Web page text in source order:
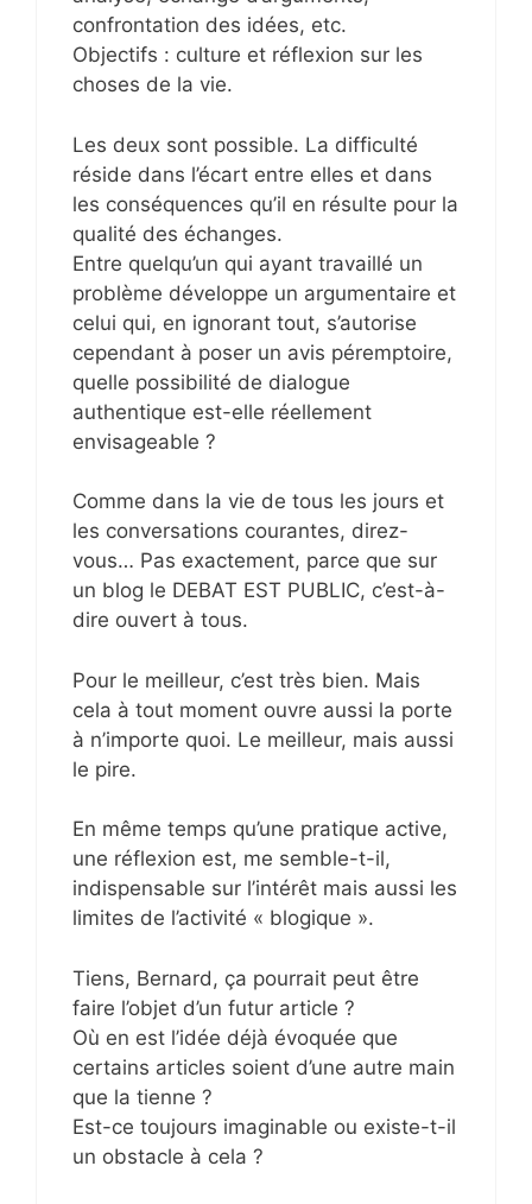
confrontation des idées, etc.
Objectifs : culture et réflexion sur les
choses de la vie.
Les deux sont possible. La difficulté
réside dans l’écart entre elles et dans
les conséquences qu’il en résulte pour la
qualité des échanges.
Entre quelqu’un qui ayant travaillé un
problème développe un argumentaire et
celui qui, en ignorant tout, s’autorise
cependant à poser un avis péremptoire,
quelle possibilité de dialogue
authentique est-elle réellement
envisageable ?
Comme dans la vie de tous les jours et
les conversations courantes, direz-
vous… Pas exactement, parce que sur
un blog le DEBAT EST PUBLIC, c’est-à-
dire ouvert à tous.
Pour le meilleur, c’est très bien. Mais
cela à tout moment ouvre aussi la porte
à n’importe quoi. Le meilleur, mais aussi
le pire.
En même temps qu’une pratique active,
une réflexion est, me semble-t-il,
indispensable sur l’intérêt mais aussi les
limites de l’activité « blogique ».
Tiens, Bernard, ça pourrait peut être
faire l’objet d’un futur article ?
Où en est l’idée déjà évoquée que
certains articles soient d’une autre main
que la tienne ?
Est-ce toujours imaginable ou existe-t-il
un obstacle à cela ?